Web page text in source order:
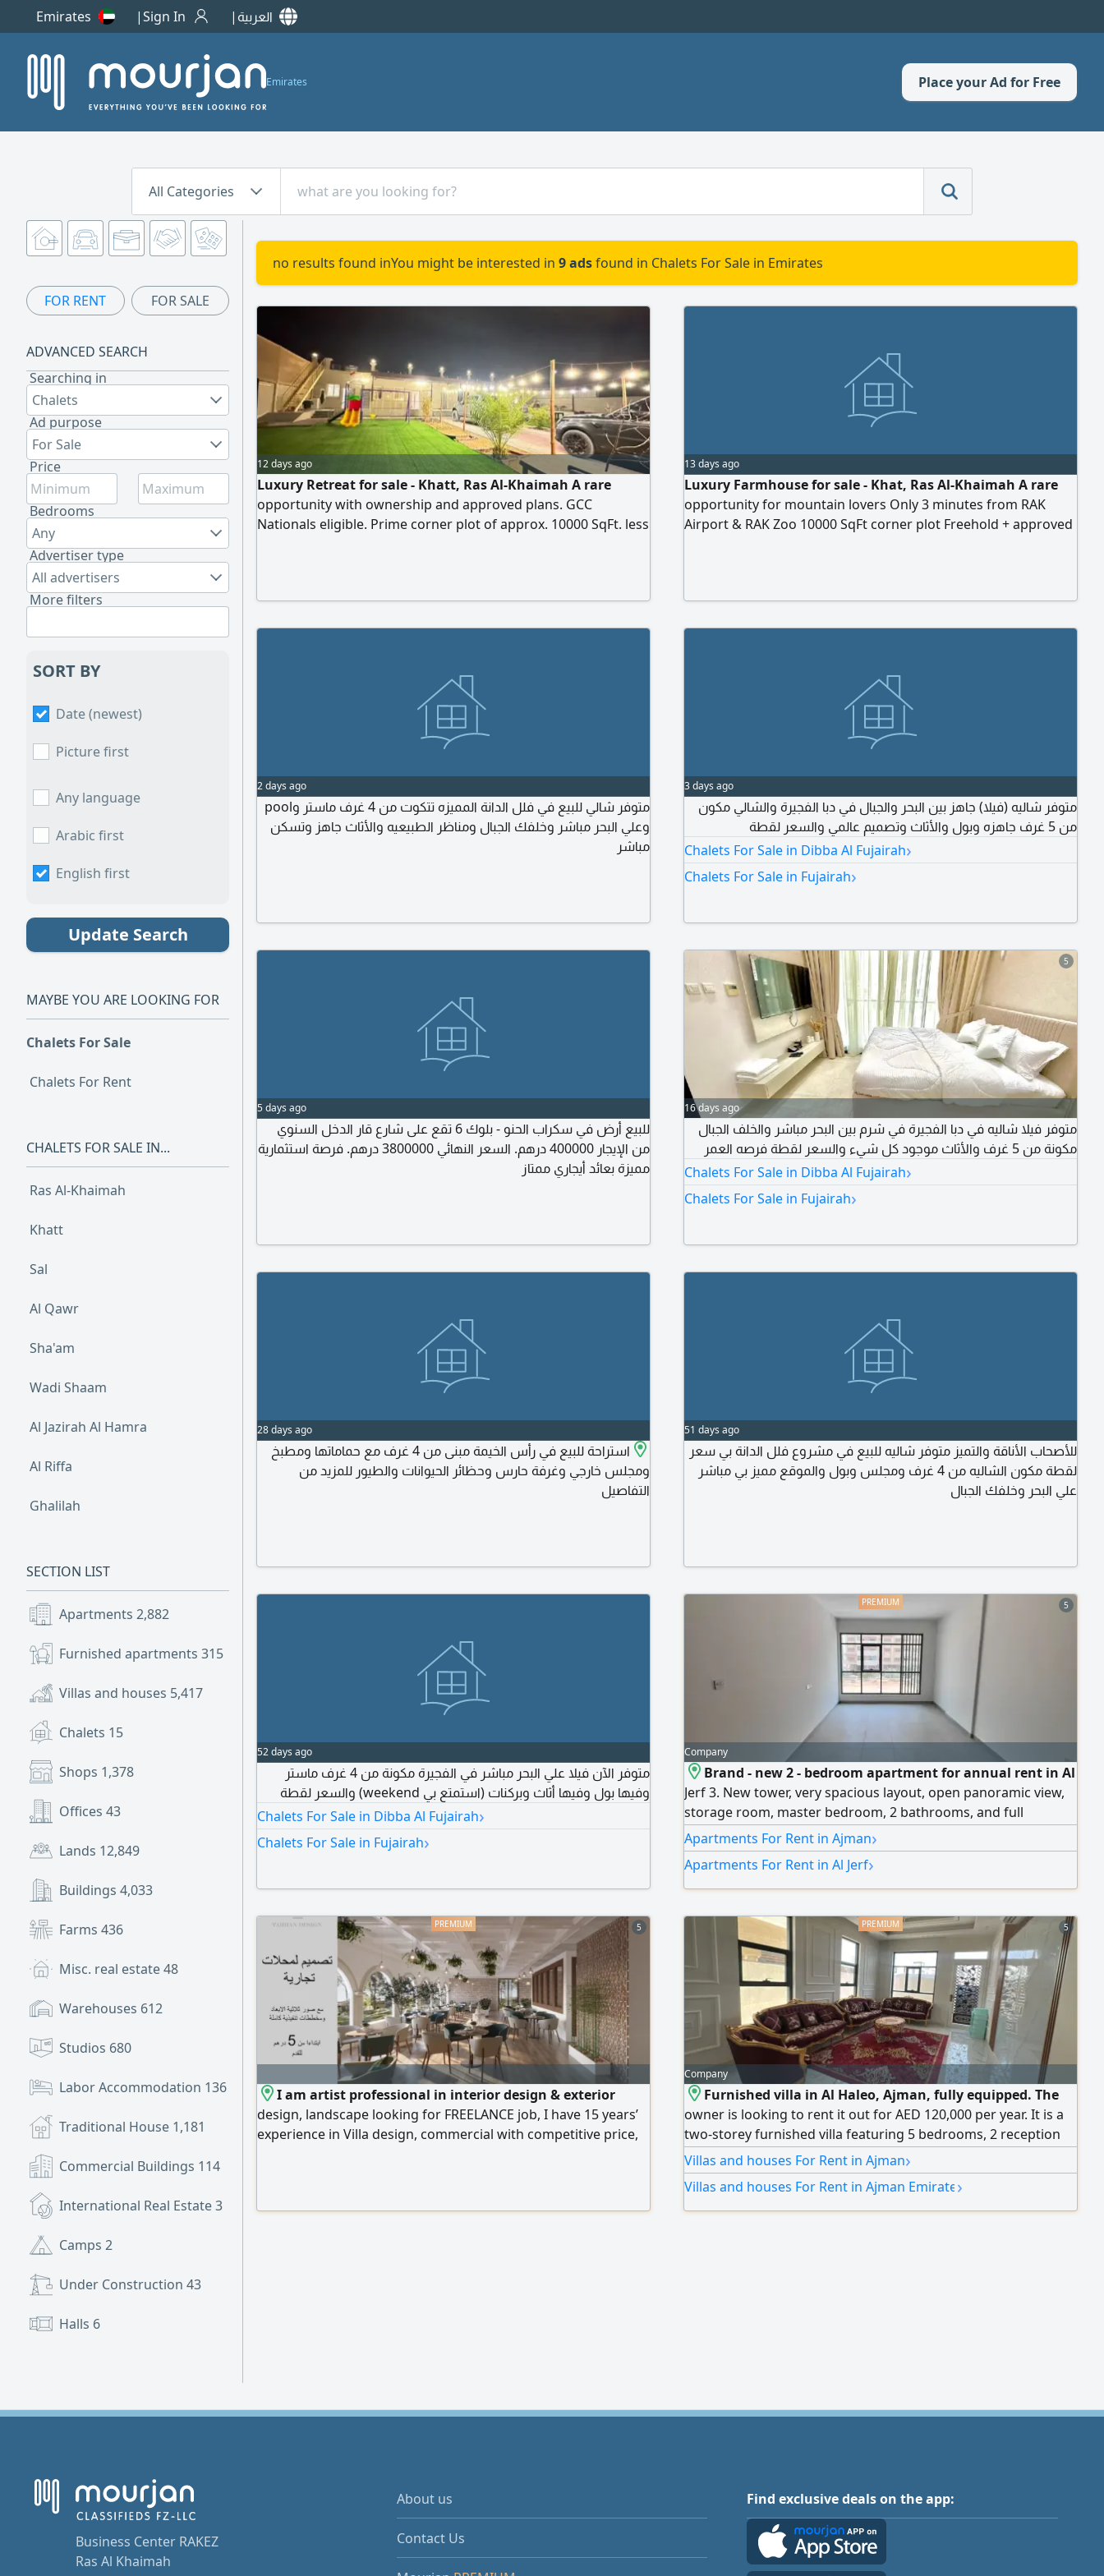
Emirates Sign In العربية
Emirates Place your Ad for Free
All Categories
FOR RENT FOR SALE
ADVANCED SEARCH
Searching in
Chalets
Ad purpose
For Sale
Price
Bedrooms
Any
Advertiser type
All advertisers
More filters
SORT BY
Date (newest)
Picture first
Any language
Arabic first
English first
Update Search
MAYBE YOU ARE LOOKING FOR
Chalets For Sale
Chalets For Rent
CHALETS FOR SALE IN...
Ras Al-Khaimah
Khatt
Sal
Al Qawr
Sha'am
Wadi Shaam
Al Jazirah Al Hamra
Al Riffa
Ghalilah
SECTION LIST
Apartments 2,882
Furnished apartments 315
Villas and houses 5,417
Chalets 15
Shops 1,378
Offices 43
Lands 12,849
Buildings 4,033
Farms 436
Misc. real estate48
Warehouses 612
Studios 680
Labor Accommodation 136
Traditional House 1,181
Commercial Buildings 114
International Real Estate3
Camps 2
Under Construction 43
Halls 6
no results found inYou might be interested in 9 adsfound in Chalets For Sale in Emirates
12 days ago
Luxury Retreat for sale - Khatt, Ras Al-Khaimah A rare
opportunity with ownership and approved plans. GCC
Nationals eligible. Prime corner plot of approx. 10000 SqFt. less
and premium furnishings. Reinforced constructio
13 days ago
Luxury Farmhouse for sale - Khat, Ras Al-Khaimah A rare
opportunity for mountain lovers Only 3 minutes from RAK
Airport & RAK Zoo 10000 SqFt corner plot Freehold + approved
certificate
2 days ago
متوفر شالي للبيع في فلل الدانة المميزه تتكوت من 4 غرف ماستر وpool
وعلي البحر مباشر وخلفك الجبال ومناظر الطبيعيه والأثاث جاهز وتسكن
مباشر
3 days ago
متوفر شاليه (فيلا) جاهز بين البحر والجبال في دبا الفجيرة والشالي مكون
من 5 غرف جاهزه وبول والأثاث وتصميم عالمي والسعر لقطة
Chalets For Sale in Dibba Al Fujairah›
Chalets For Sale in Fujairah›
5 days ago
للبيع أرض في سكراب الحنو - بلوك 6 تقع على شارع قار الدخل السنوي
من الإيجار 400000 درهم. السعر النهائي 3800000 درهم. فرصة استثمارية
مميزة بعائد أيجاري ممتاز
5
16 days ago
متوفر فيلا شاليه في دبا الفجيرة في شرم بين البحر مباشر والخلف الجبال
مكونة من 5 غرف والأثاث موجود كل شيء والسعر لقطة فرصه العمر
Chalets For Sale in Dibba Al Fujairah›
Chalets For Sale in Fujairah›
28 days ago
استراحة للبيع في رأس الخيمة مبنى من 4 غرف مع حماماتها ومطبخ
ومجلس خارجي وغرفة حارس وحظائر الحيوانات والطيور للمزيد من
التفاصيل
51 days ago
للأصحاب الأناقة والتميز متوفر شاليه للبيع في مشروع فلل الدانة بي سعر
لقطة مكون الشاليه من 4 غرف ومجلس وبول والموقع مميز بي مباشر
علي البحر وخلفك الجبال
52 days ago
متوفر الآن فيلا علي البحر مباشر في الفجيرة مكونة من 4 غرف ماستر
وفيها بول وفيها أثاث وبركنات (استمتع بي weekend) والسعر لقطة
Chalets For Sale in Dibba Al Fujairah›
Chalets For Sale in Fujairah›
5
Company
Brand - new 2 - bedroom apartment for annual rent in Al
Jerf 3. New tower, very spacious layout, open panoramic view,
storage room, master bedroom, 2 bathrooms, and full
landlord maintenance. Prime location close to all services with
easy access to Dubai and Sharjah. rent AED38000 in 6
installments
Apartments For Rent in Ajman›
Apartments For Rent in Al Jerf›
5
I am artist professional in interior design & exterior
design, landscape looking for FREELANCE job, I have 15 years’
experience in Villa design, commercial with competitive price,
AC. e Electrical Distribution Layout
5
Company
Furnished villa in Al Haleo, Ajman, fully equipped. The
owner is looking to rent it out for AED 120,000 per year. It is a
two-storey furnished villa featuring 5 bedrooms, 2 reception
rooms, a fitted kitchen, and a maid's room with bathroom.
Villas and houses For Rent in Ajman›
Villas and houses For Rent in Ajman Emirate›
Business Center RAKEZ
Ras Al Khaimah
About us
Contact Us
Find exclusive deals on the app: